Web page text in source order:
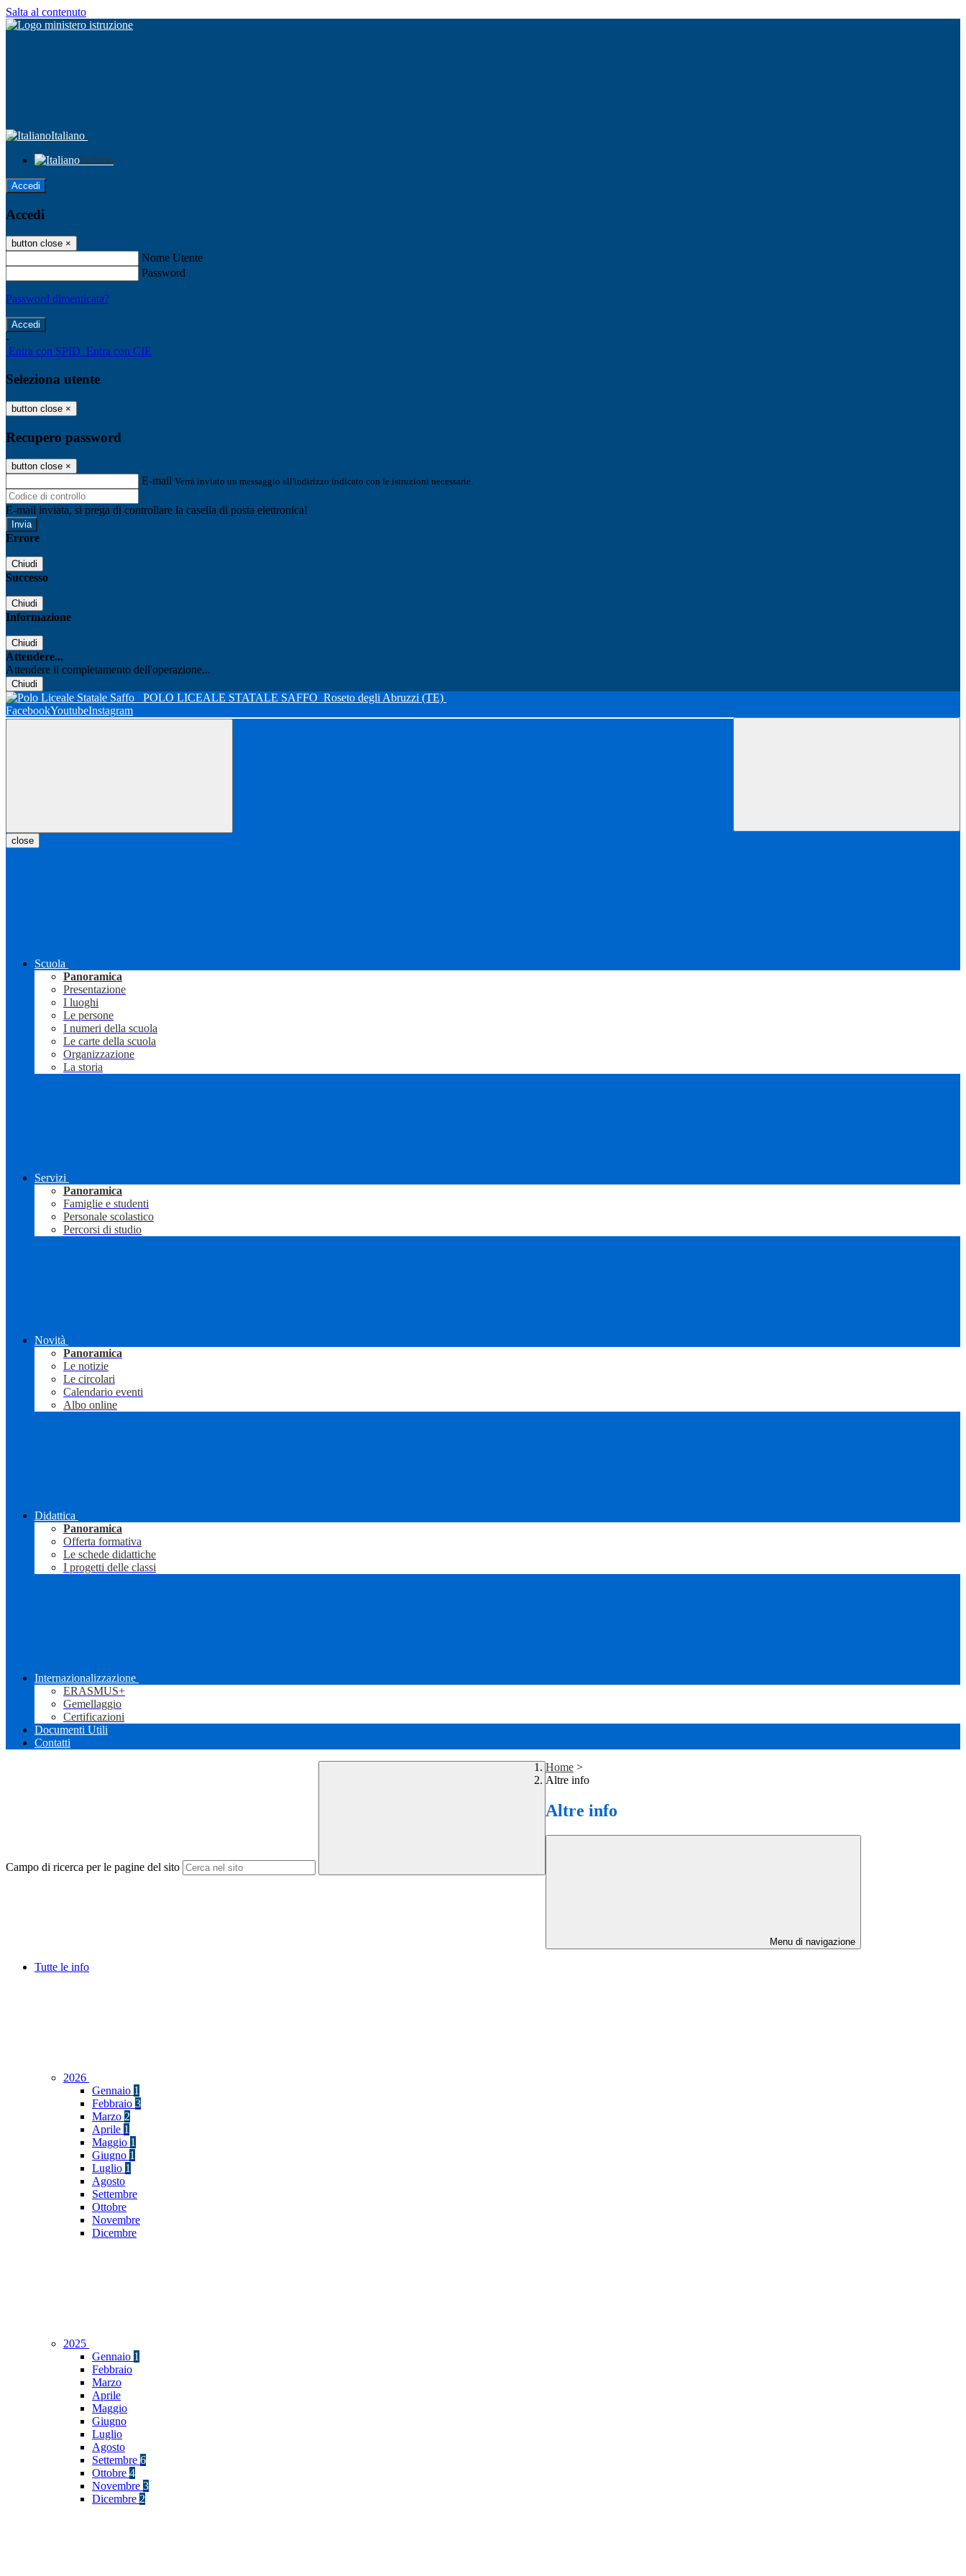
Salta al contenuto
Italiano
Italiano
Accedi
Accedi
button close ×
Nome Utente
Password
Password dimenticata?
-
Entra con SPID Entra con CIE
Seleziona utente
button close ×
Recupero password
button close ×
E-mail Verrà inviato un messaggio all'indirizzo indicato con le istruzioni necessarie.
E-mail inviata, si prega di controllare la casella di posta elettronica!
Errore
Chiudi
Successo
Chiudi
Informazione
Chiudi
Attendere...
Attendere il completamento dell'operazione...
Chiudi
POLO LICEALE STATALE SAFFO Roseto degli Abruzzi (TE)
FacebookYoutubeInstagram
close
Scuola
Panoramica
Presentazione
I luoghi
Le persone
I numeri della scuola
Le carte della scuola
Organizzazione
La storia
Servizi
Panoramica
Famiglie e studenti
Personale scolastico
Percorsi di studio
Novità
Panoramica
Le notizie
Le circolari
Calendario eventi
Albo online
Didattica
Panoramica
Offerta formativa
Le schede didattiche
I progetti delle classi
Internazionalizzazione
ERASMUS+
Gemellaggio
Certificazioni
Documenti Utili
Contatti
Campo di ricerca per le pagine del sito
Home >
Altre info
Altre info
Menu di navigazione
Tutte le info
2026
Gennaio 1
Febbraio 3
Marzo 2
Aprile 1
Maggio 1
Giugno 1
Luglio 1
Agosto
Settembre
Ottobre
Novembre
Dicembre
2025
Gennaio 1
Febbraio
Marzo
Aprile
Maggio
Giugno
Luglio
Agosto
Settembre 6
Ottobre 4
Novembre 3
Dicembre 2